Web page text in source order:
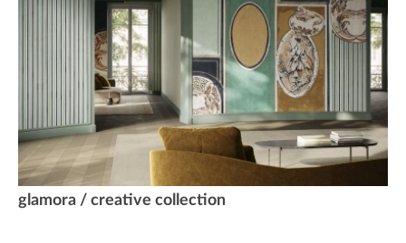
glamora / creative collection